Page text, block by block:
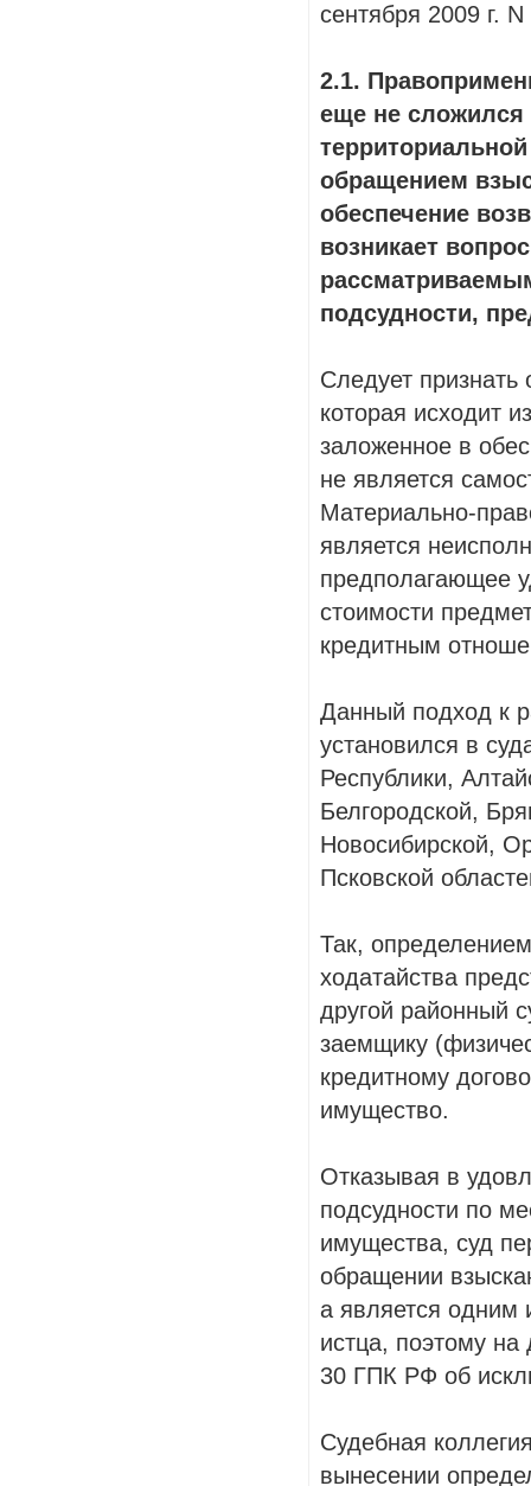
сентября 2009 г.
2.1.
еще не
обращением
обеспечение
возникает
подсудности,
Следует
которая исходит
заложенное в
не является
Материально-
является
предполагающее
стоимости
кредитным
Данный подход к
установился в
Республики,
Белгородской,
Новосибирской,
Псковской
Так,
ходатайства
другой районный
заемщику
кредитному
имущество.
Отказывая в
подсудности по
имущества, суд
обращении
а является одним
истца, поэтому на
30 ГПК РФ об
Судебная
вынесении